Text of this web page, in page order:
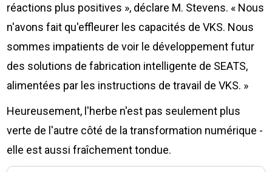
réactions plus positives », déclare M. Stevens. « Nous
n'avons fait qu'effleurer les capacités de VKS. Nous
sommes impatients de voir le développement futur
des solutions de fabrication intelligente de SEATS,
alimentées par les instructions de travail de VKS. »
Heureusement, l'herbe n'est pas seulement plus
verte de l'autre côté de la transformation numérique -
elle est aussi fraîchement tondue.